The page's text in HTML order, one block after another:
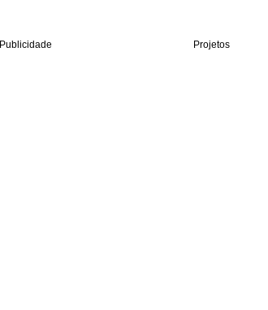
Publicidade Projetos